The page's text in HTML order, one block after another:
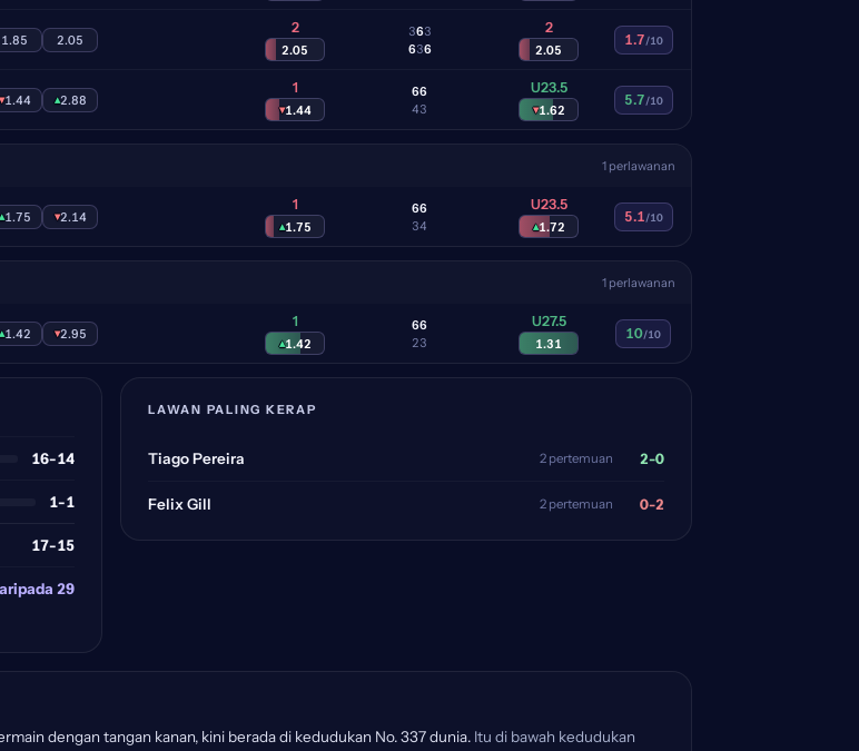
1.85 2.05
2
2.05
3
6
6
3
3
6
2
2.05
1.7/10
▾1.44 ▴2.88
1
▾1.44
6
4
6
3
U23.5
▾1.62
5.7/10
1 perlawanan
▴1.75 ▾2.14
1
▴1.75
6
3
6
4
U23.5
▴1.72
5.1/10
1 perlawanan
▴1.42 ▾2.95
1
▴1.42
6
2
6
3
U27.5
1.31
10/10
16-14
1-1
17-15
29
LAWAN PALING KERAP
Tiago Pereira 2 pertemuan 2-0
Felix Gill 2 pertemuan 0-2
dengan tangan kanan, kini berada di kedudukan No. 337 dunia. Itu di bawah kedudukan